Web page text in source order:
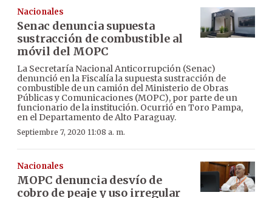
Nacionales
Senac denuncia supuesta
sustracción de combustible al
móvil del MOPC
La Secretaría Nacional Anticorrupción (Senac)
denunció en la Fiscalía la supuesta sustracción de
combustible de un camión del Ministerio de Obras
Públicas y Comunicaciones (MOPC), por parte de un
funcionario de la institución. Ocurrió en Toro Pampa,
en el Departamento de Alto Paraguay.
Septiembre 7, 2020 11:08 a. m.
Nacionales
MOPC denuncia desvío de
cobro de peaje y uso irregular